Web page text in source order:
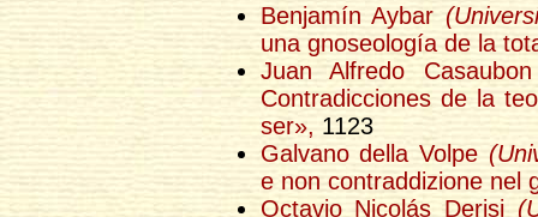
Benjamín Aybar
una gnoseología de la
Juan Alfredo
Contradicciones de la
ser», 1123
Galvano della Volpe
e non contraddizione nel
Octavio Nicolás Derisi